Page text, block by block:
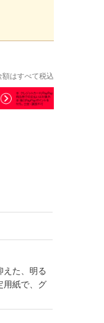
はすべて税込
えた、明る
用紙で、グ